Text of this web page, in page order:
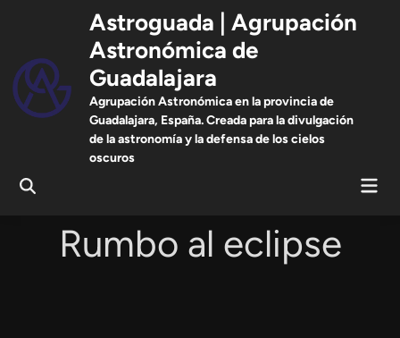
Astroguada | Agrupación
Astronómica de
Guadalajara
Agrupación Astronómica en la provincia de
Guadalajara, España. Creada para la divulgación
de la astronomía y la defensa de los cielos
oscuros
Abrir
Rumbo al eclipse